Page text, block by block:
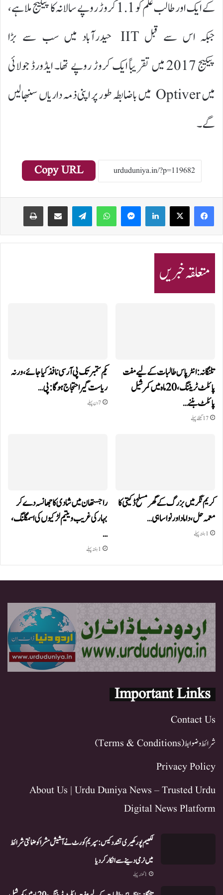
کے ایک اور طالب علم کو 1.1 کروڑ روپے سالانہ کا پیکیج ملا ہے،
جبکہ اس سے قبل IIT حیدرآباد میں سب سے بڑا
پیکیج 2017 میں تقریباً ایک کروڑ روپے تھا۔ ایڈورڈ جولائی
میں Optiver میں باضابطہ طور پر اپنی ذمہ داریاں سنبھالیں
گے۔
Copy URL
LinkedIn
WhatsApp
Telegram
متعلقہ خبریں
تلنگانہ: انٹر پاس طالبات کے لیے مفت
پائلٹ ٹریننگ، 20 ماہ میں کمرشیل
پائلٹ بننے…
17 گھنٹے پہلے
یکم ستمبر تک پی آر سی نافذ کیا جائے، ورنہ
ریاست گیر احتجاج ہوگا: پی…
7 دن پہلے
کریم نگر میں بزرگ کے گھر مسلح ڈکیتی کا
معمہ حل، داماد اور نواسا ہی…
1 ہفتہ پہلے
راجستھان میں شادی کا جھانسہ دے کر
بہار کی غریب و یتیم لڑکیوں کی اسمگلنگ،
…
1 ہفتہ پہلے
Important Links
Contact Us
شرائط و ضوابط (Terms & Conditions)
Privacy Policy
About Us | Urdu Duniya News – Trusted Urdu
Digital News Platform
لکھیم پور کھیری تشدد کیس: سپریم کورٹ نے آشیش مشرا کو ضمانتی شرائط
میں نرمی دینے سے انکار کر دیا
1 گھنٹہ پہلے